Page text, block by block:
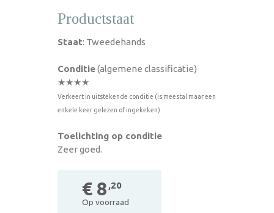
Productstaat
Staat: Tweedehands
Conditie(algemene classificatie)
★★★★
Verkeert in uitstekende conditie (is meestal maar een
enkele keer gelezen of ingekeken)
Toelichting op conditie
Zeer goed.
€ 8 ,20
Op voorraad